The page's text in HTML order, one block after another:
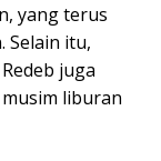
yang terus
Selain itu,
juga
liburan